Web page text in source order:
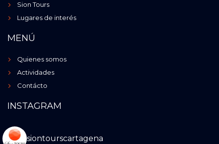
Sion Tours
Lugares de interés
MENÚ
Quienes somos
Actividades
Contácto
INSTAGRAM
siontourscartagena